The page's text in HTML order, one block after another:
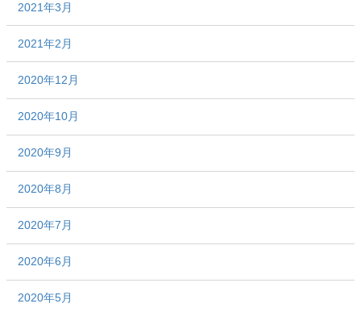
2021年3月
2021年2月
2020年12月
2020年10月
2020年9月
2020年8月
2020年7月
2020年6月
2020年5月